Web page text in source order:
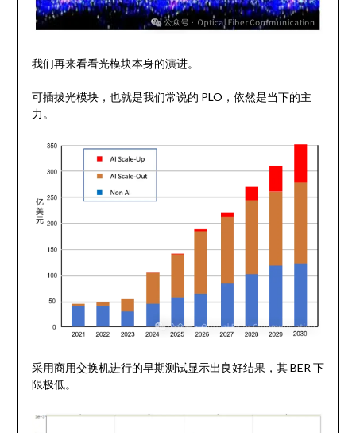
我们再来看看光模块本身的演进。
可插拔光模块，也就是我们常说的 PLO，依然是当下的主
力。
采用商用交换机进行的早期测试显示出良好结果，其 BER 下
限极低。